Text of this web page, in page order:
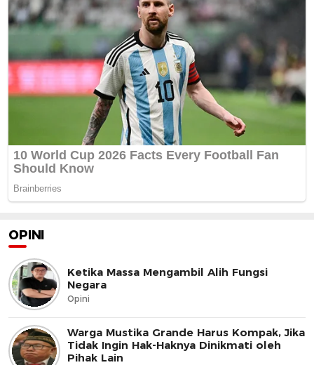
OPINI
Ketika Massa Mengambil Alih Fungsi
Negara
Opini
Warga Mustika Grande Harus Kompak, Jika
Tidak Ingin Hak-Haknya Dinikmati oleh
Pihak Lain